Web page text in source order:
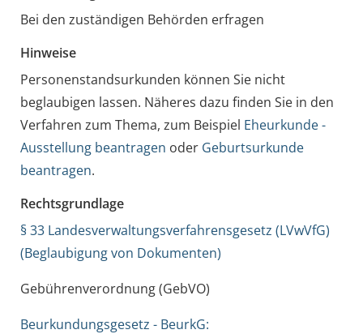
Bei den zuständigen Behörden erfragen
Hinweise
Personenstandsurkunden können Sie nicht
beglaubigen lassen. Näheres dazu finden Sie in den
Verfahren zum Thema, zum Beispiel Eheurkunde -
Ausstellung beantragen oder Geburtsurkunde
beantragen.
Rechtsgrundlage
§ 33 Landesverwaltungsverfahrensgesetz (LVwVfG)
(Beglaubigung von Dokumenten)
Gebührenverordnung (GebVO)
Beurkundungsgesetz - BeurkG: